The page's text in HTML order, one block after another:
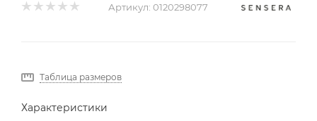
Артикул: 0120298077
Таблица размеров
Характеристики